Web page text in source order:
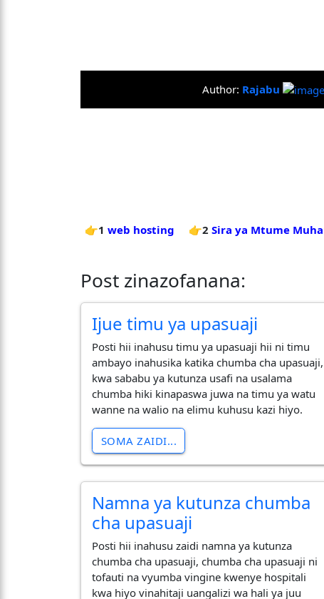
Author: Rajabu
👉1 web hosting 👉2 Sira ya Mtume
Post zinazofanana:
Ijue timu ya upasuaji
Posti hii inahusu timu ya upasuaji hii ni timu
ambayo inahusika katika chumba cha upasuaji,
kwa sababu ya kutunza usafi na usalama
chumba hiki kinapaswa juwa na timu ya watu
wanne na walio na elimu kuhusu kazi hiyo.
SOMA ZAIDI...
Namna ya kutunza chumba
cha upasuaji
Posti hii inahusu zaidi namna ya kutunza
chumba cha upasuaji, chumba cha upasuaji ni
tofauti na vyumba vingine kwenye hospitali
kwa hiyo vinahitaji uangalizi wa hali ya juu